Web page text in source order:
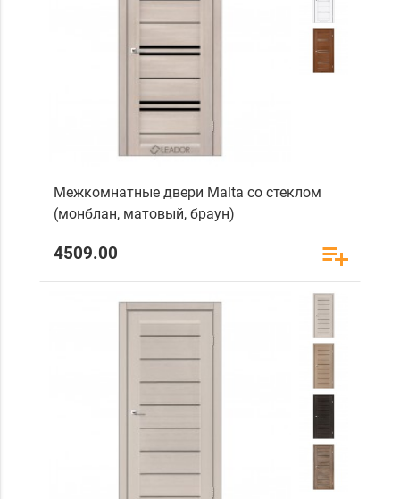
Межкомнатные двери Malta со стеклом
(монблан, матовый, браун)
4509.00